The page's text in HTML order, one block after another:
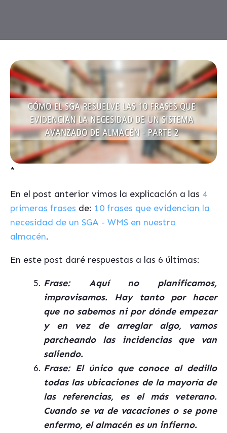
*
En el post anterior vimos la explicación a las 4
primeras frases de: 10 frases que evidencian la
necesidad de un SGA - WMS en nuestro
almacén.
En este post daré respuestas a las 6 últimas:
Frase: Aquí no planificamos,
improvisamos. Hay tanto por hacer
que no sabemos ni por dónde empezar
y en vez de arreglar algo, vamos
parcheando las incidencias que van
saliendo.
Frase: El único que conoce al dedillo
todas las ubicaciones de la mayoría de
las referencias, es el más veterano.
Cuando se va de vacaciones o se pone
enfermo, el almacén es un infierno.